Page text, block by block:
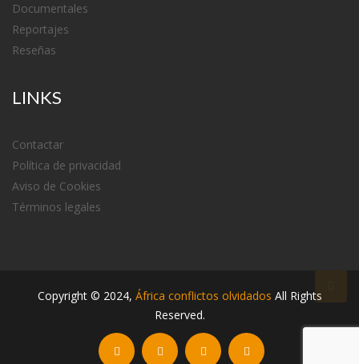
Documentales
Reportajes
Reseñas
LINKS
Contactar
Política de privacidad
Aviso de Cookies
Términos legales
Copyright © 2024, África conflictos olvidados All Rights
Reserved.